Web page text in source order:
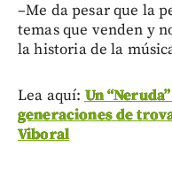
–Me da pesar que la
temas que venden y
la historia de la
Lea aquí: Un
generaciones de
Viboral